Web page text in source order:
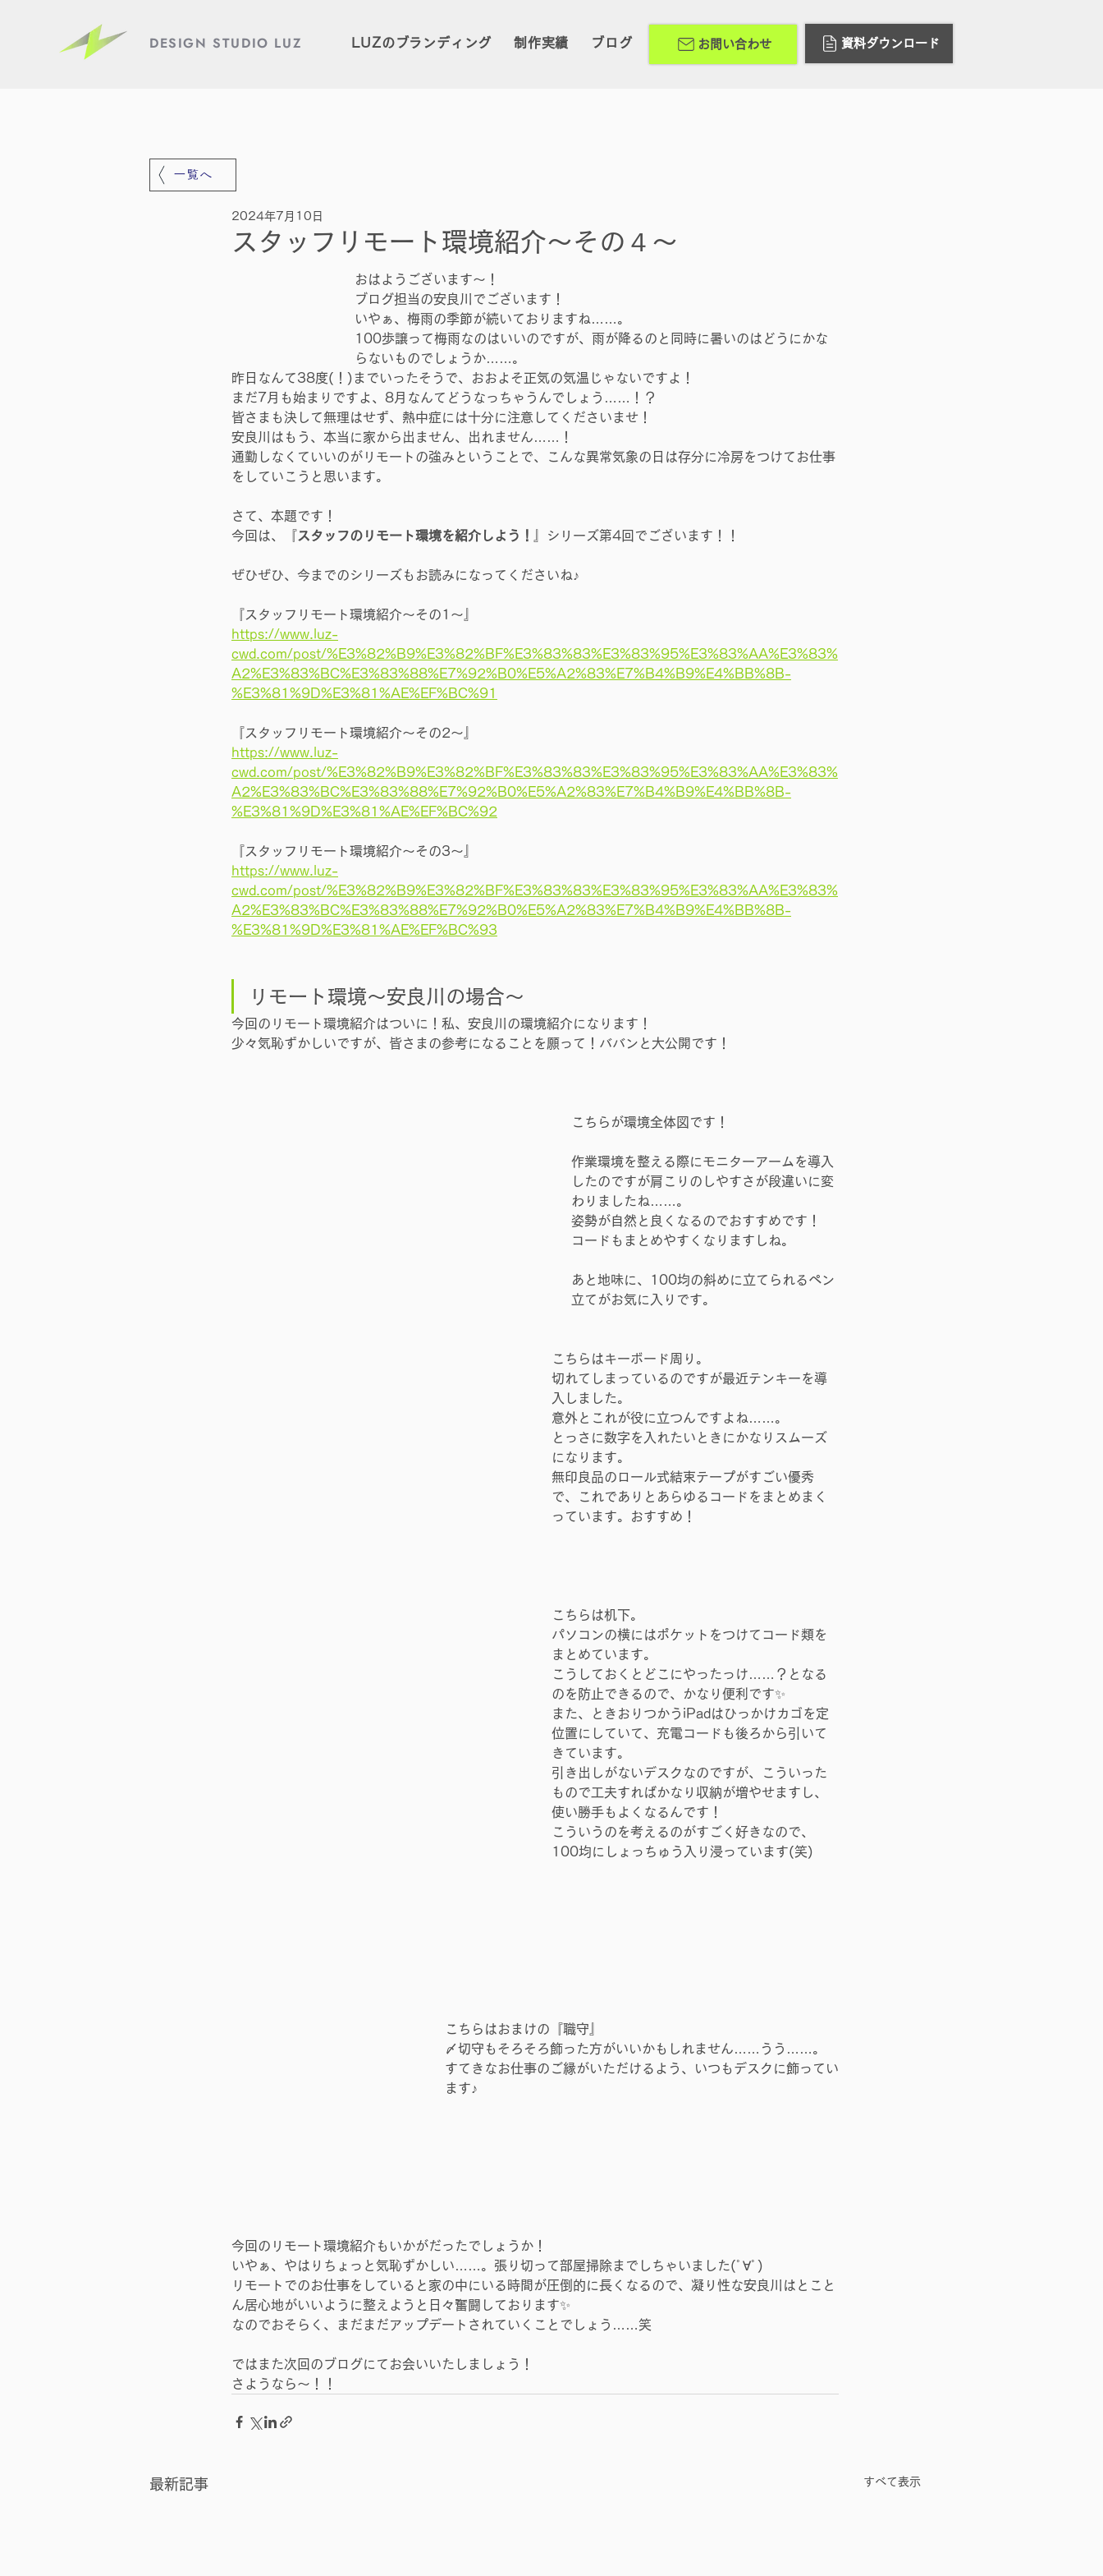
DESIGN STUDIO LUZ LUZのブランディング 制作実績 ブログ お問い合わせ 資料ダウンロード
一覧へ
スタッフリモート環境紹介～その４～
2024年7月10日
おはようございます～！
ブログ担当の安良川でございます！
いやぁ、梅雨の季節が続いておりますね……。
100歩譲って梅雨なのはいいのですが、雨が降るのと同時に暑いのはどうにかな
らないものでしょうか……。
昨日なんて38度(！)までいったそうで、おおよそ正気の気温じゃないですよ！
まだ7月も始まりですよ、8月なんてどうなっちゃうんでしょう……！？
皆さまも決して無理はせず、熱中症には十分に注意してくださいませ！
安良川はもう、本当に家から出ません、出れません……！
通勤しなくていいのがリモートの強みということで、こんな異常気象の日は存分に冷房をつけてお仕事
をしていこうと思います。
さて、本題です！
今回は、『スタッフのリモート環境を紹介しよう！ 』シリーズ第4回でございます！！
ぜひぜひ、今までのシリーズもお読みになってくださいね♪
『スタッフリモート環境紹介～その1～』
https://www.luz-
cwd.com/post/%E3%82%B9%E3%82%BF%E3%83%83%E3%83%95%E3%83%AA%E3%83%
A2%E3%83%BC%E3%83%88%E7%92%B0%E5%A2%83%E7%B4%B9%E4%BB%8B-
%E3%81%9D%E3%81%AE%EF%BC%91
『スタッフリモート環境紹介～その2～』
https://www.luz-
cwd.com/post/%E3%82%B9%E3%82%BF%E3%83%83%E3%83%95%E3%83%AA%E3%83%
A2%E3%83%BC%E3%83%88%E7%92%B0%E5%A2%83%E7%B4%B9%E4%BB%8B-
%E3%81%9D%E3%81%AE%EF%BC%92
『スタッフリモート環境紹介～その3～』
https://www.luz-
cwd.com/post/%E3%82%B9%E3%82%BF%E3%83%83%E3%83%95%E3%83%AA%E3%83%
A2%E3%83%BC%E3%83%88%E7%92%B0%E5%A2%83%E7%B4%B9%E4%BB%8B-
%E3%81%9D%E3%81%AE%EF%BC%93
リモート環境～安良川の場合～
今回のリモート環境紹介はついに！私、安良川の環境紹介になります！
少々気恥ずかしいですが、皆さまの参考になることを願って！ババンと大公開です！
こちらが環境全体図です！
作業環境を整える際にモニターアームを導入
したのですが肩こりのしやすさが段違いに変
わりましたね……。
姿勢が自然と良くなるのでおすすめです！
コードもまとめやすくなりますしね。
あと地味に、100均の斜めに立てられるペン
立てがお気に入りです。
こちらはキーボード周り。
切れてしまっているのですが最近テンキーを導
入しました。
意外とこれが役に立つんですよね……。
とっさに数字を入れたいときにかなりスムーズ
になります。
無印良品のロール式結束テープがすごい優秀
で、これでありとあらゆるコードをまとめまく
っています。おすすめ！
こちらは机下。
パソコンの横にはポケットをつけてコード類を
まとめています。
こうしておくとどこにやったっけ……？となる
のを防止できるので、かなり便利です✨
また、ときおりつかうiPadはひっかけカゴを定
位置にしていて、充電コードも後ろから引いて
きています。
引き出しがないデスクなのですが、こういった
もので工夫すればかなり収納が増やせますし、
使い勝手もよくなるんです！
こういうのを考えるのがすごく好きなので、
100均にしょっちゅう入り浸っています(笑)
こちらはおまけの『職守』
〆切守もそろそろ飾った方がいいかもしれません……うう……。
すてきなお仕事のご縁がいただけるよう、いつもデスクに飾ってい
ます♪
今回のリモート環境紹介もいかがだったでしょうか！
いやぁ、やはりちょっと気恥ずかしい……。張り切って部屋掃除までしちゃいました(ﾟ∀ﾟ)
リモートでのお仕事をしていると家の中にいる時間が圧倒的に長くなるので、凝り性な安良川はとこと
ん居心地がいいように整えようと日々奮闘しております✨
なのでおそらく、まだまだアップデートされていくことでしょう……笑
ではまた次回のブログにてお会いいたしましょう！
さようなら～！！
最新記事 すべて表示